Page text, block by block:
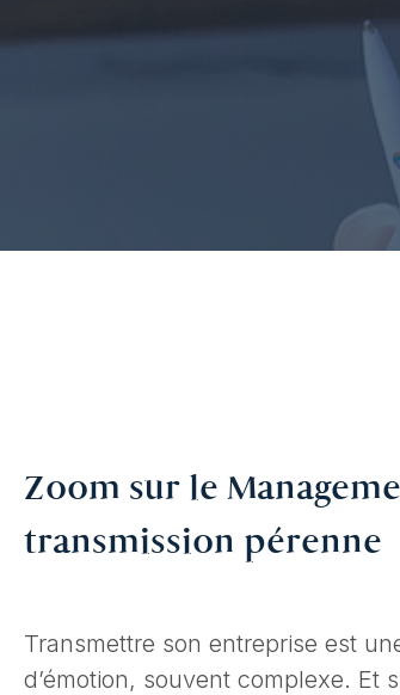
Zoom sur le
transmission pérenne
Transmettre son entreprise est
d’émotion, souvent complexe. Et